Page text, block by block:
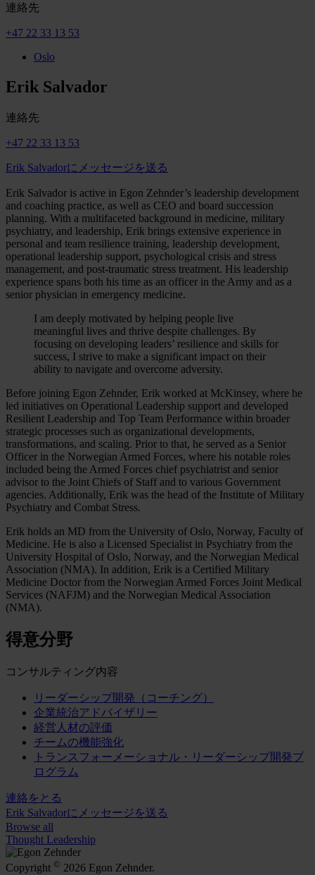
連絡先
+47 22 33 13 53
Oslo
Erik Salvador
連絡先
+47 22 33 13 53
Erik Salvadorにメッセージを送る
Erik Salvador is active in Egon Zehnder’s leadership development
and coaching practice, as well as CEO and board succession
planning. With a multifaceted background in medicine, military
psychiatry, and leadership, Erik brings extensive experience in
personal and team resilience training, leadership development,
operational leadership support, psychological crisis and stress
management, and post-traumatic stress treatment. His leadership
experience spans both his time as an officer in the Army and as a
senior physician in emergency medicine.
I am deeply motivated by helping people live
meaningful lives and thrive despite challenges. By
focusing on developing leaders’ resilience and skills for
success, I strive to make a significant impact on their
ability to navigate and overcome adversity.
Before joining Egon Zehnder, Erik worked at McKinsey, where he
led initiatives on Operational Leadership support and developed
Resilient Leadership and Top Team Performance within broader
strategic processes such as organizational developments,
transformations, and scaling. Prior to that, he served as a Senior
Officer in the Norwegian Armed Forces, where his notable roles
included being the Armed Forces chief psychiatrist and senior
advisor to the Joint Chiefs of Staff and to various Government
agencies. Additionally, Erik was the head of the Institute of Military
Psychiatry and Combat Stress.
Erik holds an MD from the University of Oslo, Norway, Faculty of
Medicine. He is also a Licensed Specialist in Psychiatry from the
University Hospital of Oslo, Norway, and the Norwegian Medical
Association (NMA). In addition, Erik is a Certified Military
Medicine Doctor from the Norwegian Armed Forces Joint Medical
Services (NAFJM) and the Norwegian Medical Association
(NMA).
得意分野
コンサルティング内容
リーダーシップ開発（コーチング）
企業統治アドバイザリー
経営人材の評価
チームの機能強化
トランスフォーメーショナル・リーダーシップ開発プ
ログラム
連絡をとる
Erik Salvadorにメッセージを送る
Browse all
Thought Leadership
Copyright © 2026 Egon Zehnder.